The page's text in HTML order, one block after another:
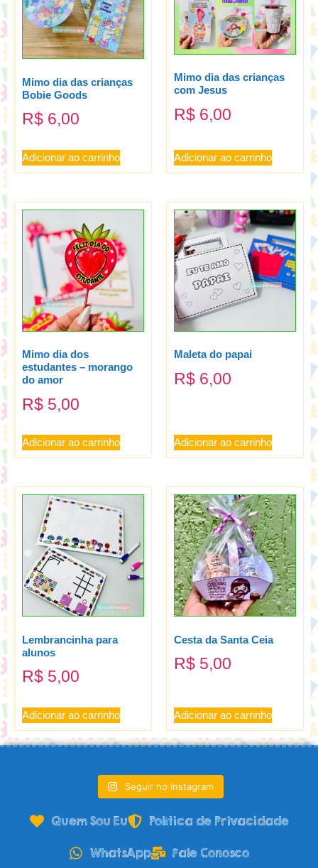
Mimo dia das crianças
Bobie Goods
R$ 6,00
Adicionar ao carrinho
Mimo dia das crianças
com Jesus
R$ 6,00
Adicionar ao carrinho
Mimo dia dos
estudantes – morango
do amor
R$ 5,00
Adicionar ao carrinho
Maleta do papai
R$ 6,00
Adicionar ao carrinho
Lembrancinha para
alunos
R$ 5,00
Adicionar ao carrinho
Cesta da Santa Ceia
R$ 5,00
Adicionar ao carrinho
Seguir no Instagram
Quem Sou Eu Política de Privacidade
WhatsApp Fale Conosco